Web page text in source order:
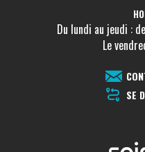
Du lundi au jeudi :
Le
SE